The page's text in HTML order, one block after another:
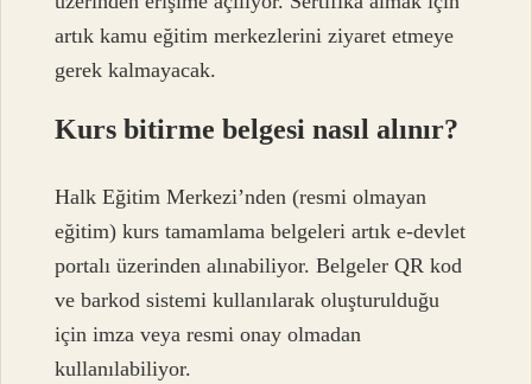
artık kamu eğitim merkezlerini ziyaret etmeye
gerek kalmayacak.
Kurs bitirme belgesi nasıl alınır?
Halk Eğitim Merkezi’nden (resmi olmayan
eğitim) kurs tamamlama belgeleri artık e-devlet
portalı üzerinden alınabiliyor. Belgeler QR kod
ve barkod sistemi kullanılarak oluşturulduğu
için imza veya resmi onay olmadan
kullanılabiliyor.